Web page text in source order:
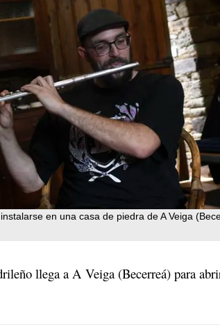
en una casa de piedra de A Veiga
llega a A Veiga (Becerreá) para